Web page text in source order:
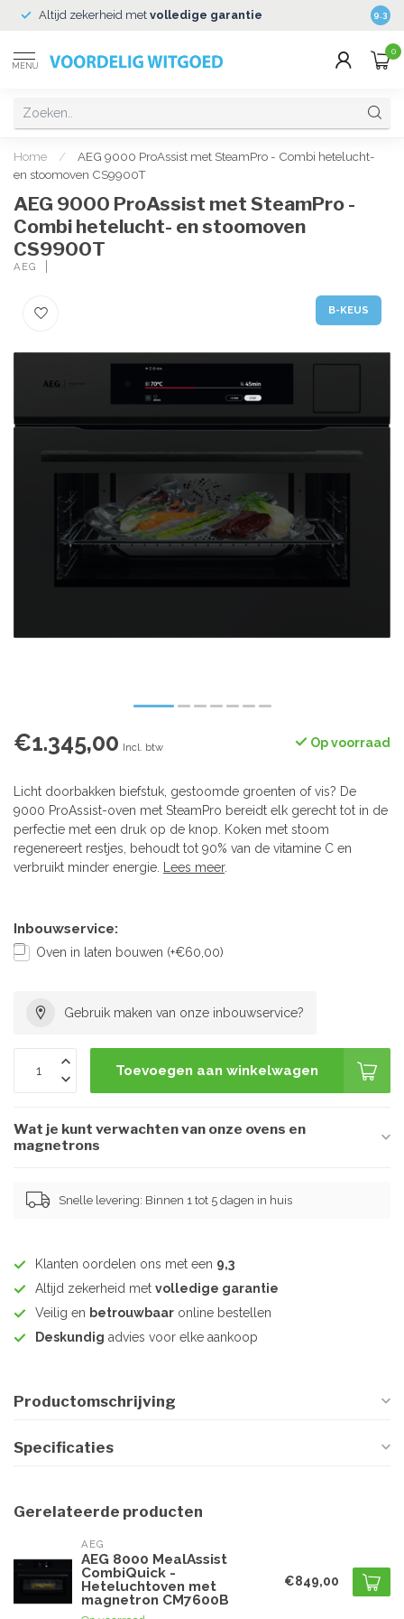
Altijd zekerheid met volledige garantie 9.3
MENU
0
Home /
AEG 9000 ProAssist met SteamPro - Combi hetelucht-
en stoomoven CS9900T
AEG 9000 ProAssist met SteamPro -
Combi hetelucht- en stoomoven
CS9900T
AEG
B-KEUS
€1.345,00 Incl. btw Op voorraad
Licht doorbakken biefstuk, gestoomde groenten of vis? De
9000 ProAssist-oven met SteamPro bereidt elk gerecht tot in de
perfectie met een druk op de knop. Koken met stoom
regenereert restjes, behoudt tot 90% van de vitamine C en
verbruikt minder energie. Lees meer.
Inbouwservice:
Oven in laten bouwen (+€60,00)
Gebruik maken van onze inbouwservice?
Toevoegen aan winkelwagen
Wat je kunt verwachten van onze ovens en
magnetrons
Snelle levering: Binnen 1 tot 5 dagen in huis
Klanten oordelen ons met een 9,3
Altijd zekerheid met volledige garantie
Veilig en betrouwbaar online bestellen
Deskundig advies voor elke aankoop
Productomschrijving
Specificaties
Gerelateerde producten
AEG
AEG 8000 MealAssist
CombiQuick -
Heteluchtoven met
magnetron CM7600B
€849,00